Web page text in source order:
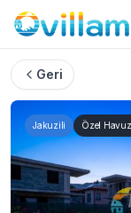
Geri
Jakuzili Özel